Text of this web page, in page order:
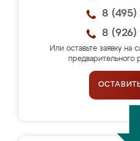
8 (495)
8 (926)
Или оставьте заявку на
предварительного